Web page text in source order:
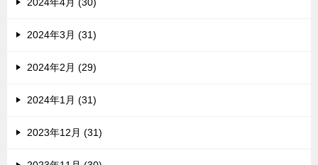
2024年4月 (30)
2024年3月 (31)
2024年2月 (29)
2024年1月 (31)
2023年12月 (31)